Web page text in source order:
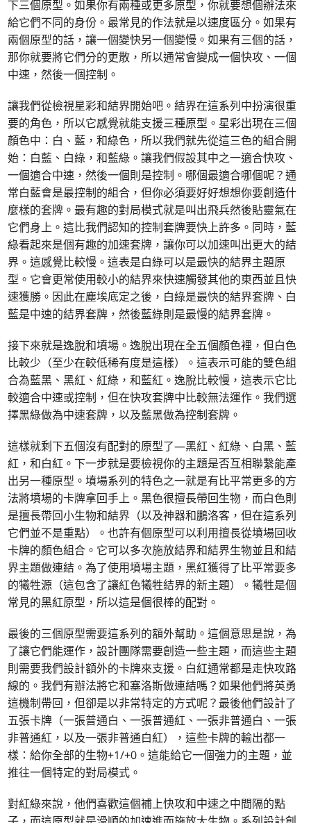
下三個原型。如果你有兩種或更多原型，你就要想個辦法來
給它們不同的身份。最常見的作法就是以速度區分。如果有
兩個原型的話，讓一個變快另一個變慢。如果有三個的話，
那你就要將它們分的更散，所以通常會變成一個快攻、一個
中速，然後一個控制。
讓我們從檢視星彩和結界開始吧。結界在這系列中扮演很重
要的角色，所以它感覺就能支援三種原型。星彩出現在三個
顏色中：白、藍，和綠色，所以我們就先從這三色的組合開
始：白藍、白綠，和藍綠。讓我們假設其中之一適合快攻、
一個適合中速，然後一個則是控制。哪個最適合哪個呢？通
常白藍會是最控制的組合，但你必須要好好想想你要創造什
麼樣的套牌。最有趣的對局模式就是叫出飛兵然後貼靈氣在
它們身上。這比我們認知的控制套牌要快上許多。同時，藍
綠看起來是個有趣的加速套牌，讓你可以加速叫出更大的結
界。這感覺比較慢。這表是白綠可以是最快的結界主題原
型。它會更常使用較小的結界來快速觸發其他的東西並且快
速獲勝。因此在塵埃底定之後，白綠是最快的結界套牌、白
藍是中速的結界套牌，然後藍綠則是最慢的結界套牌。
接下來就是逸脫和墳場。逸脫出現在全五個顏色裡，但白色
比較少（至少在較低稀有度是這樣）。這表示可能的雙色組
合為藍黑、黑紅、紅綠，和藍紅。逸脫比較慢，這表示它比
較適合中速或控制，但在快攻套牌中比較無法運作。我們選
擇黑綠做為中速套牌，以及藍黑做為控制套牌。
這樣就剩下五個沒有配對的原型了—黑紅、紅綠、白黑、藍
紅，和白紅。下一步就是要檢視你的主題是否互相聯繫能產
出另一種原型。墳場系列的特色之一就是有比平常更多的方
法將墳場的卡牌拿回手上。黑色很擅長帶回生物，而白色則
是擅長帶回小生物和結界（以及神器和鵬洛客，但在這系列
它們並不是重點）。也許有個原型可以利用擅長從墳場回收
卡牌的顏色組合。它可以多次施放結界和結界生物並且和結
界主題做連結。為了使用墳場主題，黑紅獲得了比平常要多
的犧牲源（這包含了讓紅色犧牲結界的新主題）。犧牲是個
常見的黑紅原型，所以這是個很棒的配對。
最後的三個原型需要這系列的額外幫助。這個意思是說，為
了讓它們能運作，設計團隊需要創造一些主題，而這些主題
則需要我們設計額外的卡牌來支援。白紅通常都是走快攻路
線的。我們有辦法將它和塞洛斯做連結嗎？如果他們將英勇
這機制帶回，但卻是以非常特定的方式呢？最後他們設計了
五張卡牌（一張普通白、一張普通紅、一張非普通白、一張
非普通紅，以及一張非普通白紅），這些卡牌的輸出都一
樣：給你全部的生物+1/+0。這能給它一個強力的主題，並
推往一個特定的對局模式。
對紅綠來說，他們喜歡這個補上快攻和中速之中間隔的點